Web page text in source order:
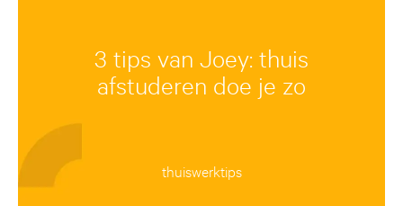
3 tips van Joey: thuis
afstuderen doe je zo
thuiswerktips